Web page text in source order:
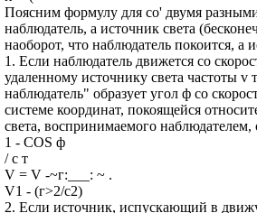
Поясним формулу для со' двумя
наблюдатель, а источник света
наоборот, что наблюдатель покоится, а
1. Если наблюдатель движется со
удаленному источнику света частоты v
наблюдатель" образует угол ф со
системе координат, покоящейся
света, воспринимаемого
1 - COS ф
/ с т
V = V -~г:___: ~ .
V1 - (г>2/с2)
2. Если источник, испускающий в